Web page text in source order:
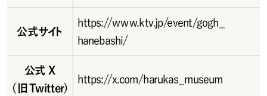
公 式 サイト
https://www.ktv.jp/event/gogh_
hanebashi/
公式X
(旧Twitter)
https://x.com/harukas_museum